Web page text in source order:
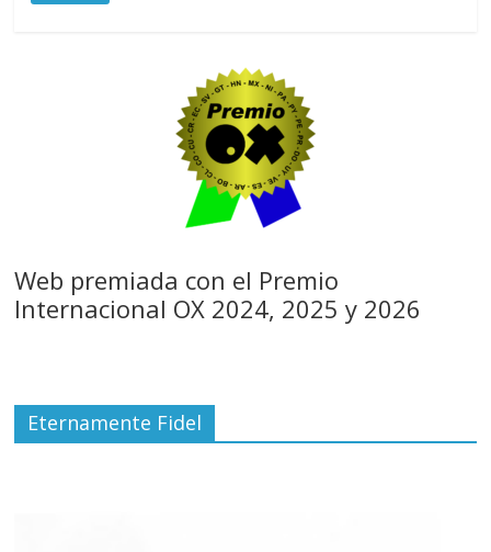
Web premiada con el Premio
Internacional OX 2024, 2025 y 2026
Eternamente Fidel